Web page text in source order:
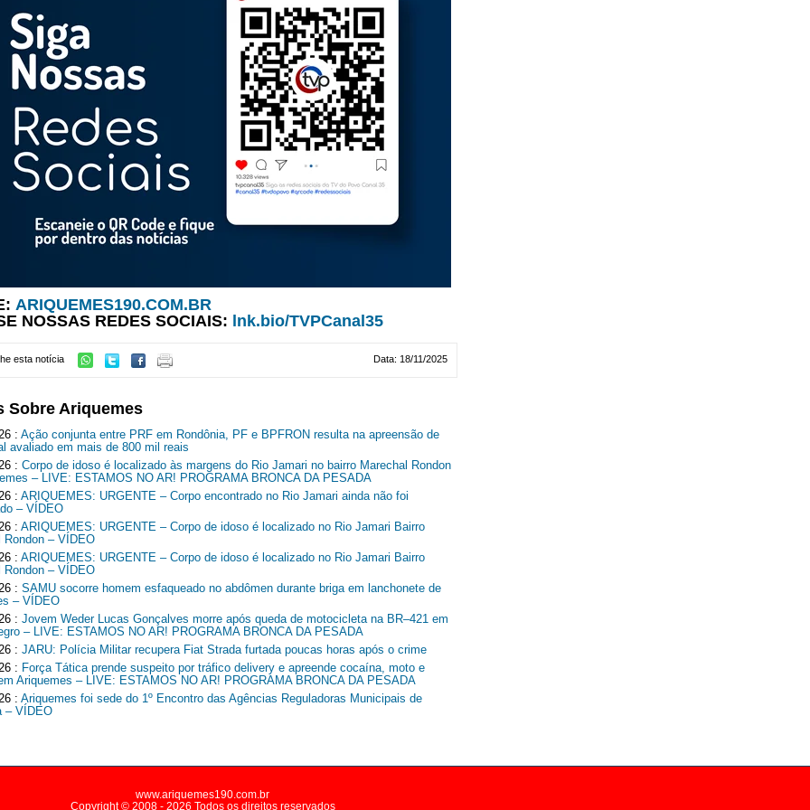
ARIQUEMES190.COM.BR
NOSSAS REDES SOCIAIS: lnk.bio/TVPCanal35
Data: 18/11/2025
esta notícia
Sobre Ariquemes
: Ação conjunta entre PRF em Rondônia, PF e BPFRON resulta na apreensão de
avaliado em mais de 800 mil reais
: Corpo de idoso é localizado às margens do Rio Jamari no bairro Marechal Rondon
– LIVE: ESTAMOS NO AR! PROGRAMA BRONCA DA PESADA
: ARIQUEMES: URGENTE – Corpo encontrado no Rio Jamari ainda não foi
– VÍDEO
: ARIQUEMES: URGENTE – Corpo de idoso é localizado no Rio Jamari Bairro
Rondon – VÍDEO
: ARIQUEMES: URGENTE – Corpo de idoso é localizado no Rio Jamari Bairro
Rondon – VÍDEO
: SAMU socorre homem esfaqueado no abdômen durante briga em lanchonete de
– VÍDEO
: Jovem Weder Lucas Gonçalves morre após queda de motocicleta na BR–421 em
– LIVE: ESTAMOS NO AR! PROGRAMA BRONCA DA PESADA
: JARU: Polícia Militar recupera Fiat Strada furtada poucas horas após o crime
: Força Tática prende suspeito por tráfico delivery e apreende cocaína, moto e
Ariquemes – LIVE: ESTAMOS NO AR! PROGRAMA BRONCA DA PESADA
: Ariquemes foi sede do 1º Encontro das Agências Reguladoras Municipais de
– VÍDEO
www.ariquemes190.com.br
Copyright © 2008 - 2026 Todos os direitos reservados